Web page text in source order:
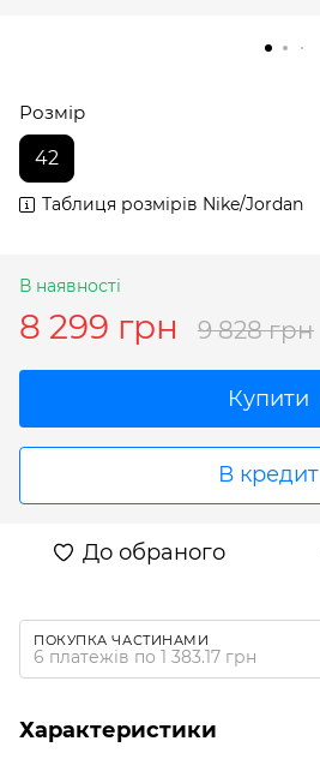
Розмір
42
Таблиця розмірів Nike/Jordan
В наявності
8 299 грн 9 828 грн
Купити
В кредит
До обраного
ПОКУПКА ЧАСТИНАМИ
6 платежів по 1 383.17 грн
Характеристики